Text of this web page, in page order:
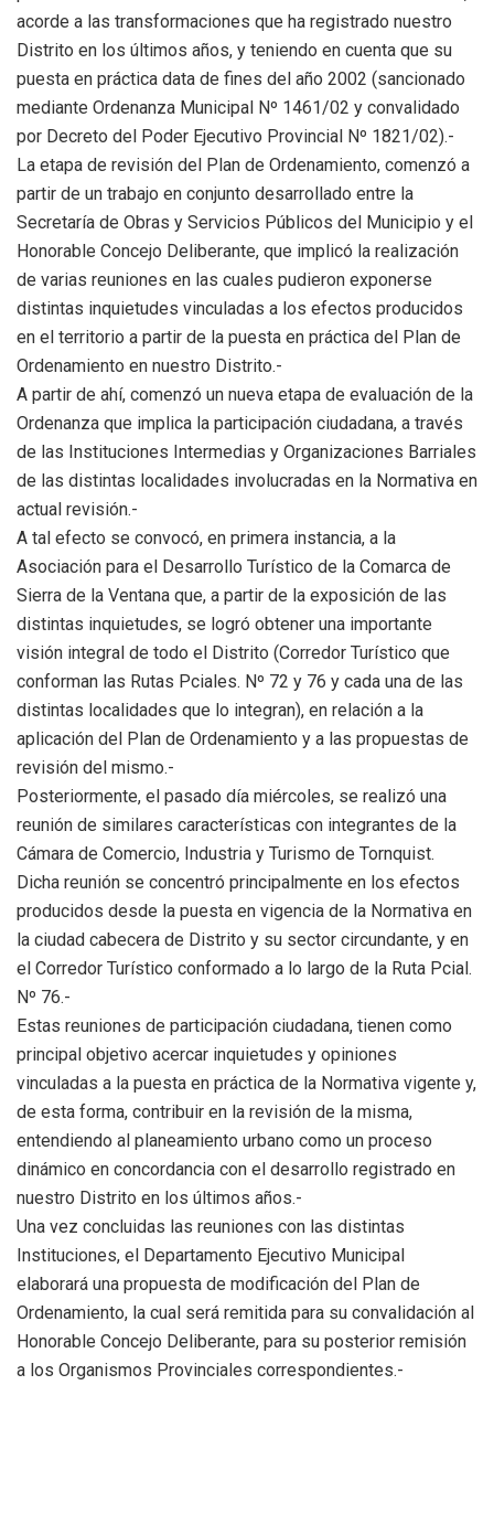
acorde a las transformaciones que ha registrado nuestro
Distrito en los últimos años, y teniendo en cuenta que su
puesta en práctica data de fines del año 2002 (sancionado
mediante Ordenanza Municipal Nº 1461/02 y convalidado
por Decreto del Poder Ejecutivo Provincial Nº 1821/02).-
La etapa de revisión del Plan de Ordenamiento, comenzó a
partir de un trabajo en conjunto desarrollado entre la
Secretaría de Obras y Servicios Públicos del Municipio y el
Honorable Concejo Deliberante, que implicó la realización
de varias reuniones en las cuales pudieron exponerse
distintas inquietudes vinculadas a los efectos producidos
en el territorio a partir de la puesta en práctica del Plan de
Ordenamiento en nuestro Distrito.-
A partir de ahí, comenzó un nueva etapa de evaluación de la
Ordenanza que implica la participación ciudadana, a través
de las Instituciones Intermedias y Organizaciones Barriales
de las distintas localidades involucradas en la Normativa en
actual revisión.-
A tal efecto se convocó, en primera instancia, a la
Asociación para el Desarrollo Turístico de la Comarca de
Sierra de la Ventana que, a partir de la exposición de las
distintas inquietudes, se logró obtener una importante
visión integral de todo el Distrito (Corredor Turístico que
conforman las Rutas Pciales. Nº 72 y 76 y cada una de las
distintas localidades que lo integran), en relación a la
aplicación del Plan de Ordenamiento y a las propuestas de
revisión del mismo.-
Posteriormente, el pasado día miércoles, se realizó una
reunión de similares características con integrantes de la
Cámara de Comercio, Industria y Turismo de Tornquist.
Dicha reunión se concentró principalmente en los efectos
producidos desde la puesta en vigencia de la Normativa en
la ciudad cabecera de Distrito y su sector circundante, y en
el Corredor Turístico conformado a lo largo de la Ruta Pcial.
Nº 76.-
Estas reuniones de participación ciudadana, tienen como
principal objetivo acercar inquietudes y opiniones
vinculadas a la puesta en práctica de la Normativa vigente y,
de esta forma, contribuir en la revisión de la misma,
entendiendo al planeamiento urbano como un proceso
dinámico en concordancia con el desarrollo registrado en
nuestro Distrito en los últimos años.-
Una vez concluidas las reuniones con las distintas
Instituciones, el Departamento Ejecutivo Municipal
elaborará una propuesta de modificación del Plan de
Ordenamiento, la cual será remitida para su convalidación al
Honorable Concejo Deliberante, para su posterior remisión
a los Organismos Provinciales correspondientes.-